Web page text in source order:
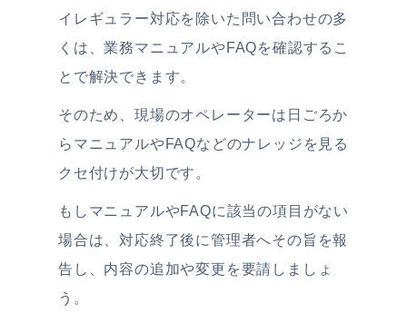
イレギュラー対応を除いた問い合わせの多
くは、業務マニュアルやFAQを確認するこ
とで解決できます。
そのため、現場のオペレーターは日ごろか
らマニュアルやFAQなどのナレッジを見る
クセ付けが大切です。
もしマニュアルやFAQに該当の項目がない
場合は、対応終了後に管理者へその旨を報
告し、内容の追加や変更を要請しましょ
う。